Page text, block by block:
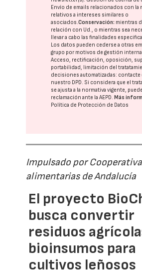
Envío de emails relacionados con la
relativos a intereses similares o
asociados.Conservación: mientras
relación con Ud., o mientras sea
llevar a cabo las finalidades
Los datos pueden cederse a otras
grupo por motivos de gestión
Acceso, rectificación, oposición,
portabilidad, limitación del
decisiones automatizadas: contacte
nuestro DPD. Si considera que el
se ajusta a la normativa vigente,
reclamación ante laAEPD. Más
Política de Protección de Datos
Impulsado por
alimentarias de Andalucía
El proyecto
busca convertir
residuos
bioinsumos para
cultivos leñosos